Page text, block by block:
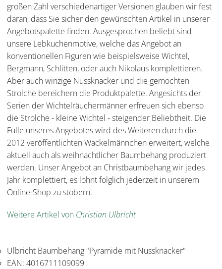
großen Zahl verschiedenartiger Versionen glauben wir fest
daran, dass Sie sicher den gewünschten Artikel in unserer
Angebotspalette finden. Ausgesprochen beliebt sind
unsere Lebkuchenmotive, welche das Angebot an
konventionellen Figuren wie beispielsweise Wichtel,
Bergmann, Schlitten, oder auch Nikolaus komplettieren.
Aber auch winzige Nussknacker und die gemochten
Strolche bereichern die Produktpalette. Angesichts der
Serien der Wichtelräuchermänner erfreuen sich ebenso
die Strolche - kleine Wichtel - steigender Beliebtheit. Die
Fülle unseres Angebotes wird des Weiteren durch die
2012 veröffentlichten Wackelmännchen erweitert, welche
aktuell auch als weihnachtlicher Baumbehang produziert
werden. Unser Angebot an Christbaumbehang wir jedes
Jahr komplettiert, es lohnt folglich jederzeit in unserem
Online-Shop zu stöbern.
Weitere Artikel von Christian Ulbricht
Ulbricht Baumbehang "Pyramide mit Nussknacker"
EAN: 4016711109099